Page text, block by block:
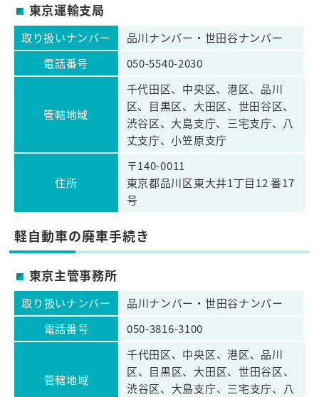
東京運輸支局
取り扱いナンバー
品川ナンバー・世田谷ナンバー
電話番号
050-5540-2030
管轄地域
千代田区、中央区、港区、品川
区、目黒区、大田区、世田谷区、
渋谷区、大島支庁、三宅支庁、八
丈支庁、小笠原支庁
住所
〒140-0011
東京都品川区東大井1丁目12 番17
号
軽自動車の廃車手続き
東京主管事務所
取り扱いナンバー
品川ナンバー・世田谷ナンバー
電話番号
050-3816-3100
管轄地域
千代田区、中央区、港区、品川
区、目黒区、大田区、世田谷区、
渋谷区、大島支庁、三宅支庁、八